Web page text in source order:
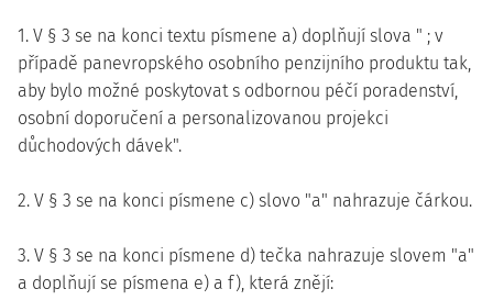
1. V § 3 se na konci textu písmene a) doplňují slova " ; v
případě panevropského osobního penzijního produktu tak,
aby bylo možné poskytovat s odbornou péčí poradenství,
osobní doporučení a personalizovanou projekci
důchodových dávek".
2. V § 3 se na konci písmene c) slovo "a" nahrazuje čárkou.
3. V § 3 se na konci písmene d) tečka nahrazuje slovem "a"
a doplňují se písmena e) a f), která znějí: